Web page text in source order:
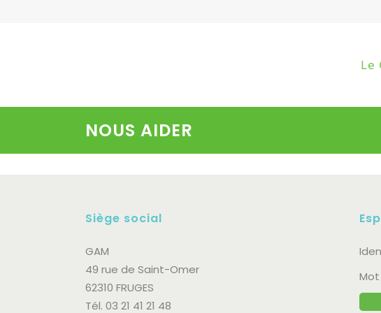
Le
NOUS AIDER
Siège social
GAM
49 rue de Saint-Omer
62310 FRUGES
Tél. 03 21 41 21 48